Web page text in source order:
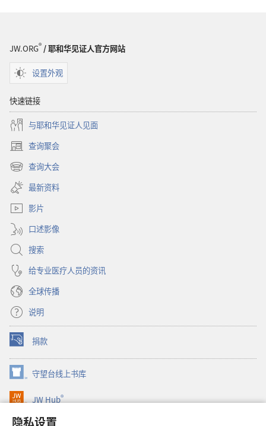
隐私设置
JW.ORG® / 耶和华见证人官方网站
设置外观
快速链接
与耶和华见证人见面
查询聚会
（打
开
新
窗
口）
查询大会
（打
开
新
窗
最新资料
影片
口述影像
搜索
给专业医疗人员的资讯
全球传播
说明
捐款
（打
开
新
窗
口）
守望台线上书库
（打
开
新
JW Hub®
（打
开